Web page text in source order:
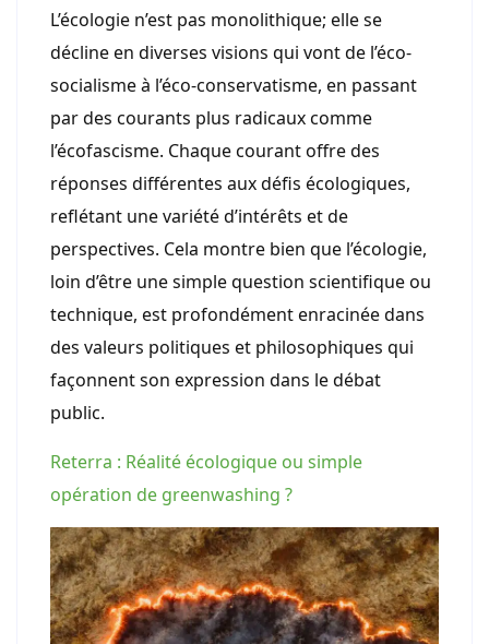
L’écologie n’est pas monolithique; elle se
décline en diverses visions qui vont de l’éco-
socialisme à l’éco-conservatisme, en passant
par des courants plus radicaux comme
l’écofascisme. Chaque courant offre des
réponses différentes aux défis écologiques,
reflétant une variété d’intérêts et de
perspectives. Cela montre bien que l’écologie,
loin d’être une simple question scientifique ou
technique, est profondément enracinée dans
des valeurs politiques et philosophiques qui
façonnent son expression dans le débat
public.
Reterra : Réalité écologique ou simple
opération de greenwashing ?